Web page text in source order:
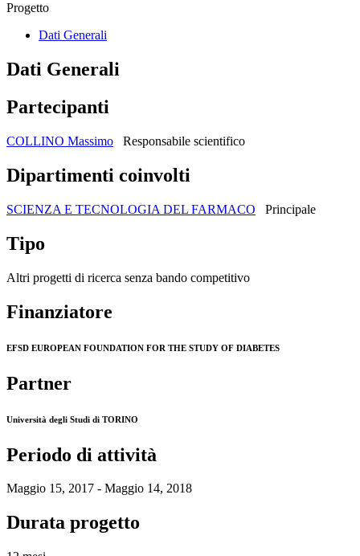
Progetto
Dati Generali
Dati Generali
Partecipanti
COLLINO Massimo Responsabile scientifico
Dipartimenti coinvolti
SCIENZA E TECNOLOGIA DEL FARMACO Principale
Tipo
Altri progetti di ricerca senza bando competitivo
Finanziatore
EFSD EUROPEAN FOUNDATION FOR THE STUDY OF DIABETES
Partner
Università degli Studi di TORINO
Periodo di attività
Maggio 15, 2017 - Maggio 14, 2018
Durata progetto